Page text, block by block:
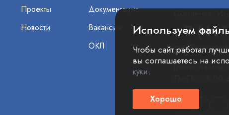
Проекты
Новости
Документация
Вакансии
ОКЛ
+7
График работы
Используем
Чтобы сайт работал
вы соглашаетесь на
куки.
Хорошо